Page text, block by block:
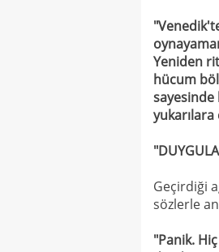
Yeniden
hücum
sayesinde
yukarılara
Geçirdiği
sözlerle
"Panik.